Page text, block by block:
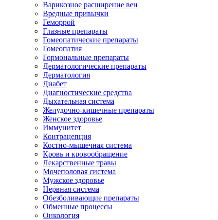
Варикозное расширение вен
Вредные привычки
Геморрой
Глазные препараты
Гомеопатические препараты
Гомеопатия
Гормональные препараты
Дерматологические препараты
Дерматология
Диабет
Диагностические средства
Дыхательная система
Желудочно-кишечные препараты
Женское здоровье
Иммунитет
Контрацепция
Костно-мышечная система
Кровь и кровообращение
Лекарственные травы
Мочеполовая система
Мужское здоровье
Нервная система
Обезболивающие препараты
Обменные процессы
Онкология